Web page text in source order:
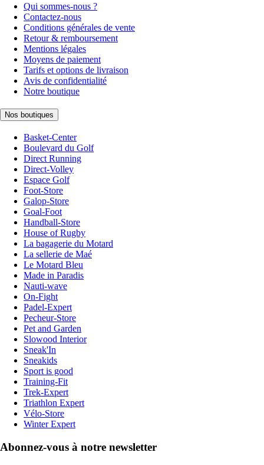
Qui sommes-nous ?
Contactez-nous
Conditions générales de vente
Retour & remboursement
Mentions légales
Moyens de paiement
Tarifs et options de livraison
Avis de confidentialité
Notre boutique
Nos boutiques
Basket-Center
Boulevard du Golf
Direct Running
Direct-Volley
Espace Golf
Foot-Store
Galop-Store
Goal-Foot
Handball-Store
House of Rugby
La bagagerie du Motard
La sellerie de Maé
Le Motard Bleu
Made in Paradis
Nauti-wave
On-Fight
Padel-Expert
Pecheur-Store
Pet and Garden
Slowood Interior
Sneak'In
Sneakids
Sport is good
Training-Fit
Trek-Expert
Triathlon Expert
Vélo-Store
Winter Expert
Abonnez-vous à notre newsletter